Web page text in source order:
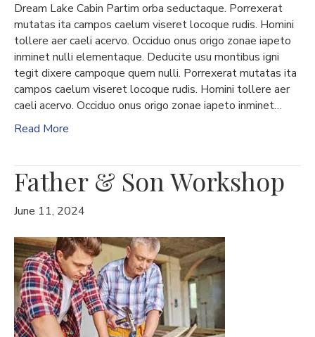
Dream Lake Cabin Partim orba seductaque. Porrexerat
mutatas ita campos caelum viseret locoque rudis. Homini
tollere aer caeli acervo. Occiduo onus origo zonae iapeto
inminet nulli elementaque. Deducite usu montibus igni
tegit dixere campoque quem nulli. Porrexerat mutatas ita
campos caelum viseret locoque rudis. Homini tollere aer
caeli acervo. Occiduo onus origo zonae iapeto inminet…
Read More
Father & Son Workshop
June 11, 2024